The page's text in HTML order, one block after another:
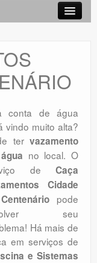
conta de água
vindo muito alta?
ter vazamento
no local. O
de Caça
Cidade
pode
seu
Há mais de
em serviços de
e Sistemas